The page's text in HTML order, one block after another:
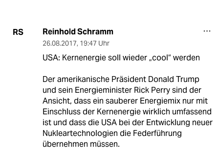
RS Reinhold Schramm
26.08.2017, 19:47 Uhr
USA: Kernenergie soll wieder „cool“ werden
Der amerikanische Präsident Donald Trump
und sein Energieminister Rick Perry sind der
Ansicht, dass ein sauberer Energiemix nur mit
Einschluss der Kernenergie wirklich umfassend
ist und dass die USA bei der Entwicklung neuer
Nukleartechnologien die Federführung
übernehmen müssen.